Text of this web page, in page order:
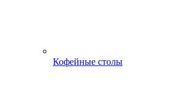
Кофейные столы